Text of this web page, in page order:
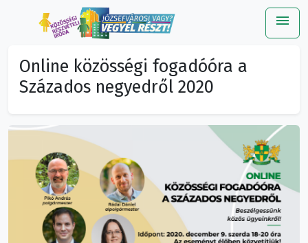
menu
Online közösségi fogadóóra a
Százados negyedről 2020